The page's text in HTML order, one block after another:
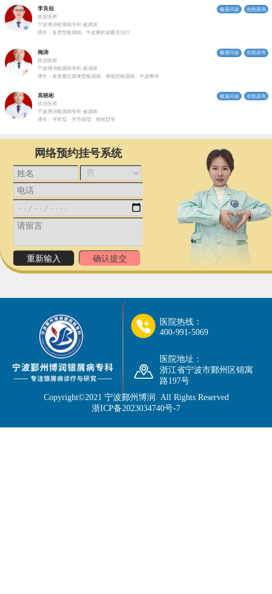
李良桂
执业医师
宁波博润银屑病专科 银屑病
擅长：各类型银屑病、牛皮癣的诊断及治疗
极速问诊 在线咨询
梅涛
执业医师
宁波博润银屑病专科 银屑病
擅长：各类重症疑难型银屑病、脓疱型银屑病、牛皮癣等
极速问诊 在线咨询
高晓彬
执业医师
宁波博润银屑病专科 银屑病
擅长：寻常型、关节病型、脓疱型等
极速问诊 在线咨询
网络预约挂号系统
医院热线：
400-991-5069
医院地址：
浙江省宁波市鄞州区锦寓
路197号
Copyright©2021 宁波鄞州博润 . All Rights Reserved
浙ICP备2023034740号-7